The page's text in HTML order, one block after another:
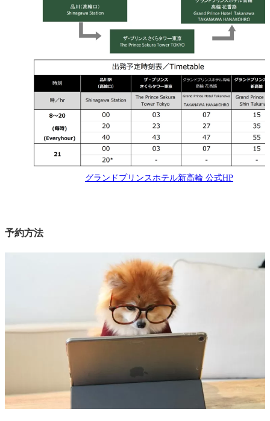
グランドプリンスホテル新高輪 公式HP
予約方法